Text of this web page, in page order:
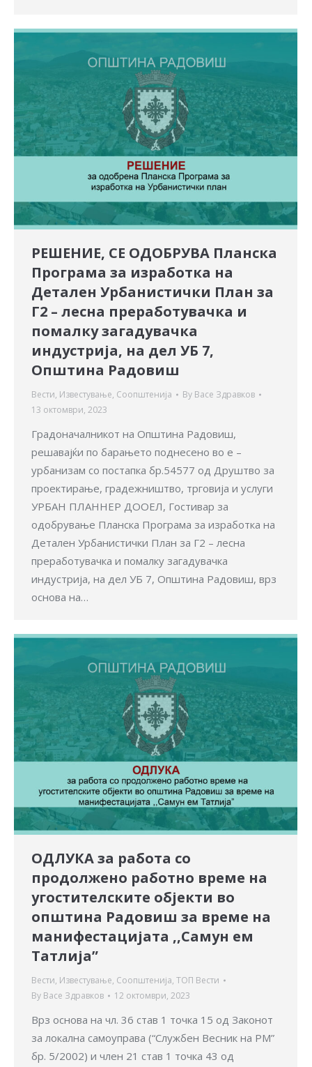
РЕШЕНИЕ, СЕ ОДОБРУВА Планска
Програма за изработка на
Детален Урбанистички План за
Г2 – лесна преработувачка и
помалку загадувачка
индустрија, на дел УБ 7,
Општина Радовиш
Вести, Известување, Соопштенија By Васе Здравков
13 октомври, 2023
Градоначалникот на Општина Радовиш,
решавајќи по барањето поднесено во е –
урбанизам со постапка бр.54577 од Друштво за
проектирање, градежништво, трговија и услуги
УРБАН ПЛАННЕР ДООЕЛ, Гостивар за
одобрување Планска Програма за изработка на
Детален Урбанистички План за Г2 – лесна
преработувачка и помалку загадувачка
индустрија, на дел УБ 7, Општина Радовиш, врз
основа на…
ОДЛУКА за работа со
продолжено работно време на
угостителските објекти во
општина Радовиш за време на
манифестацијата ,,Самун ем
Татлија”
Вести, Известување, Соопштенија, ТОП Вести
By Васе Здравков 12 октомври, 2023
Врз основа на чл. 36 став 1 точка 15 од Законот
за локална самоуправа (“Службен Весник на РМ”
бр. 5/2002) и член 21 став 1 точка 43 од